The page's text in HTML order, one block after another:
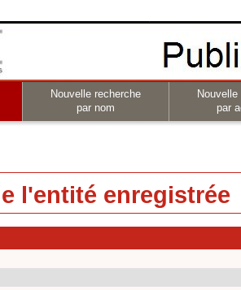
Nouvelle recherche
par nom
par
l'entité enregistrée